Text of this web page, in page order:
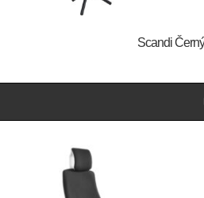
Scandi